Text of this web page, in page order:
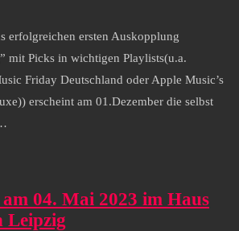
erfolgreichen ersten Auskopplung
mit Picks in wichtigen Playlists(u.a.
Friday Deutschland oder Apple Music’s
erscheint am 01.Dezember die selbst
04. Mai 2023 im Haus
Leipzig